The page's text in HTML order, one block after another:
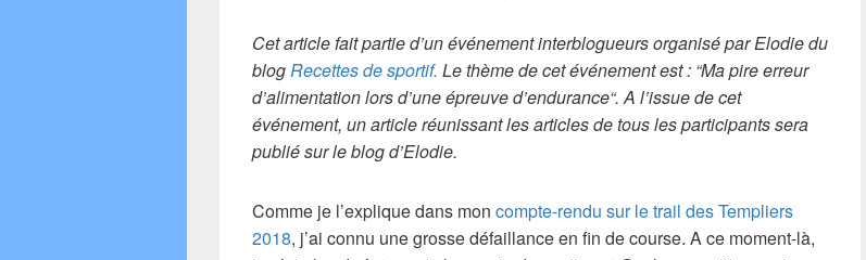
Cet article fait partie d’un événement interblogueurs organisé par Elodie du
blogRecettes de sportif. Le thème de cet événement est : “Ma pire erreur
d’alimentation lors d’une épreuve d’endurance“. A l’issue de cet
événement, un article réunissant les articles de tous les participants sera
publié sur le blog d’Elodie.
Comme je l’explique dans mon compte-rendu sur le trail des Templiers
2018, j’ai connu une grosse défaillance en fin de course. A ce moment-là,